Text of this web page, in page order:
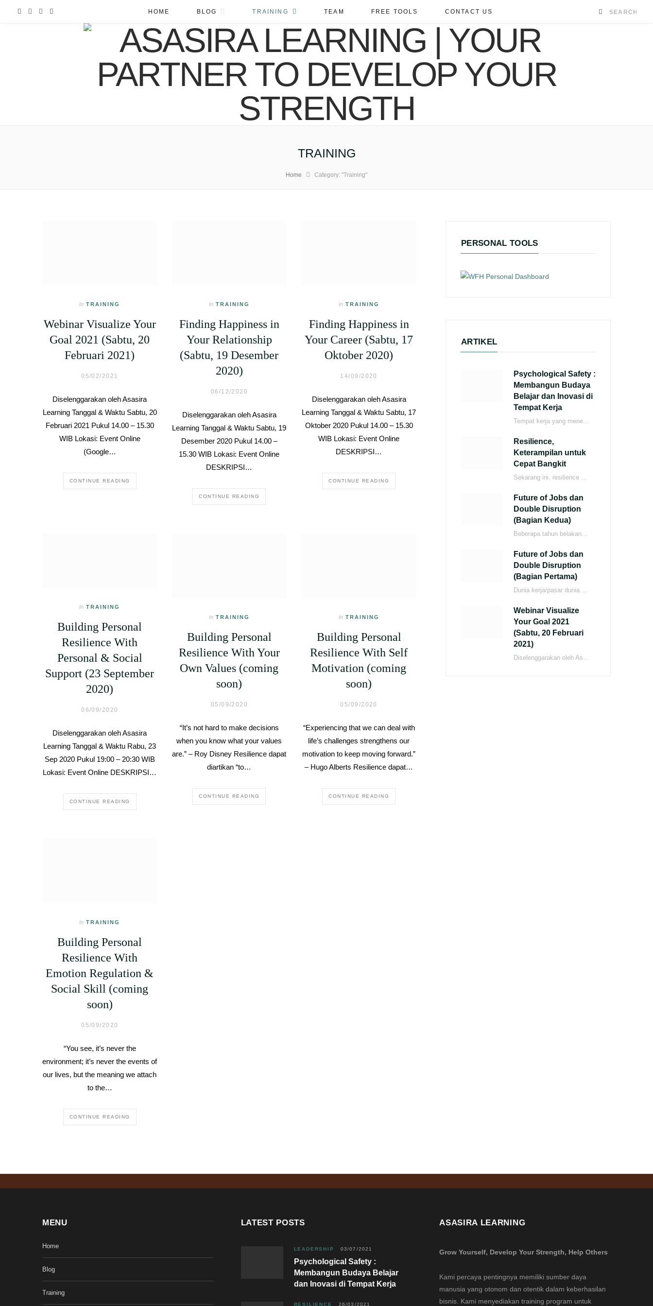
HOME BLOG TRAINING TEAM FREE TOOLS CONTACT US
TRAINING
Home Category: "Training"
In TRAINING
Webinar Visualize Your
Goal 2021 (Sabtu, 20
Februari 2021)
05/02/2021
Diselenggarakan oleh Asasira
Learning Tanggal & Waktu Sabtu, 20
Februari 2021 Pukul 14.00 – 15.30
WIB Lokasi: Event Online
(Google…
CONTINUE READING
In TRAINING
Finding Happiness in
Your Relationship
(Sabtu, 19 Desember
2020)
06/12/2020
Diselenggarakan oleh Asasira
Learning Tanggal & Waktu Sabtu, 19
Desember 2020 Pukul 14.00 –
15.30 WIB Lokasi: Event Online
DESKRIPSI…
CONTINUE READING
In TRAINING
Finding Happiness in
Your Career (Sabtu, 17
Oktober 2020)
14/09/2020
Diselenggarakan oleh Asasira
Learning Tanggal & Waktu Sabtu, 17
Oktober 2020 Pukul 14.00 – 15.30
WIB Lokasi: Event Online
DESKRIPSI…
CONTINUE READING
In TRAINING
Building Personal
Resilience With
Personal & Social
Support (23 September
2020)
06/09/2020
Diselenggarakan oleh Asasira
Learning Tanggal & Waktu Rabu, 23
Sep 2020 Pukul 19:00 – 20:30 WIB
Lokasi: Event Online DESKRIPSI…
CONTINUE READING
In TRAINING
Building Personal
Resilience With Your
Own Values (coming
soon)
05/09/2020
“It’s not hard to make decisions
when you know what your values
are.” – Roy Disney Resilience dapat
diartikan “to…
CONTINUE READING
In TRAINING
Building Personal
Resilience With Self
Motivation (coming
soon)
05/09/2020
“Experiencing that we can deal with
life’s challenges strengthens our
motivation to keep moving forward.”
– Hugo Alberts Resilience dapat…
CONTINUE READING
In TRAINING
Building Personal
Resilience With
Emotion Regulation &
Social Skill (coming
soon)
05/09/2020
“You see, it’s never the
environment; it’s never the events of
our lives, but the meaning we attach
to the…
CONTINUE READING
PERSONAL TOOLS
ARTIKEL
Psychological Safety :
Membangun Budaya
Belajar dan Inovasi di
Tempat Kerja
Tempat kerja yang menerapkan Psychological safety dapat mendorong karyawan agar terus menerus belajar dan berinovasi. Bagaimana cara…
Resilience,
Keterampilan untuk
Cepat Bangkit
Sekarang ini, resilience menjadi salah satu keterampilan yang sangat dibutuhkan di dunia kerja. Menurut laporan…
Future of Jobs dan
Double Disruption
(Bagian Kedua)
Beberapa tahun belakangan ini, perusahaan-perusahaan yang disurvey terus mempercepat proses adopsi teknologi baru. Artificial intelligence…
Future of Jobs dan
Double Disruption
(Bagian Pertama)
Dunia kerja/pasar dunia kerja sekarang menghadapi tantangan yang semakin besar. Dua kekuatan besar (Twin Forces/Double…
Webinar Visualize
Your Goal 2021
(Sabtu, 20 Februari
2021)
Diselenggarakan oleh Asasira Learning Tanggal & Waktu Sabtu, 20 Februari 2021 Pukul 14.00 – 15.30…
MENU
Home
Blog
Training
LATEST POSTS
LEADERSHIP 03/07/2021
Psychological Safety :
Membangun Budaya Belajar
dan Inovasi di Tempat Kerja
RESILIENCE 26/03/2021
ASASIRA LEARNING
Grow Yourself, Develop Your Strength, Help Others
Kami percaya pentingnya memiliki sumber daya
manusia yang otonom dan otentik dalam keberhasilan
bisnis. Kami menyediakan training program untuk